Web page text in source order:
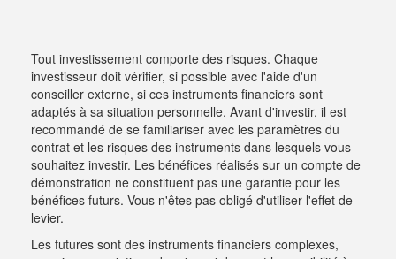
Tout investissement comporte des risques. Chaque
investisseur doit vérifier, si possible avec l'aide d'un
conseiller externe, si ces instruments financiers sont
adaptés à sa situation personnelle. Avant d'investir, il est
recommandé de se familiariser avec les paramètres du
contrat et les risques des instruments dans lesquels vous
souhaitez investir. Les bénéfices réalisés sur un compte de
démonstration ne constituent pas une garantie pour les
bénéfices futurs. Vous n'êtes pas obligé d'utiliser l'effet de
levier.
Les futures sont des instruments financiers complexes,